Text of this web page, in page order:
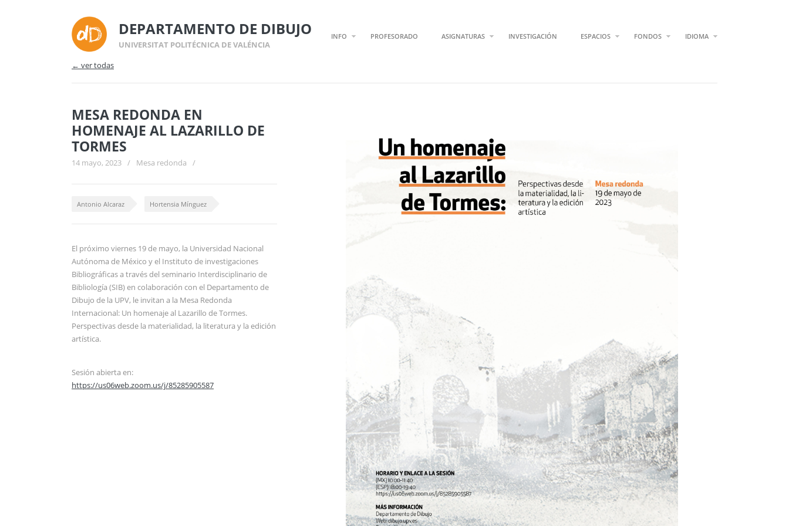
DEPARTAMENTO DE DIBUJO
UNIVERSITAT POLITÉCNICA DE VALÉNCIA
INFO PROFESORADO ASIGNATURAS INVESTIGACIÓN ESPACIOS FONDOS IDIOMA
← ver todas
MESA REDONDA EN
HOMENAJE AL LAZARILLO DE
TORMES
14 mayo, 2023 / Mesa redonda /
Antonio Alcaraz Hortensia Mínguez
El próximo viernes 19 de mayo, la Universidad Nacional
Autónoma de México y el Instituto de investigaciones
Bibliográficas a través del seminario Interdisciplinario de
Bibliología (SIB) en colaboración con el Departamento de
Dibujo de la UPV, le invitan a la Mesa Redonda
Internacional: Un homenaje al Lazarillo de Tormes.
Perspectivas desde la materialidad, la literatura y la edición
artística.
Sesión abierta en:
https://us06web.zoom.us/j/85285905587